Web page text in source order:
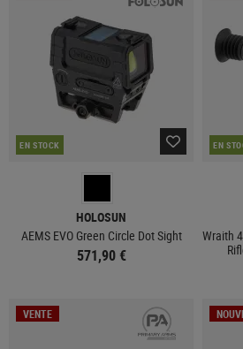
EN STOCK
HOLOSUN
AEMS EVO Green Circle Dot Sight
571,90 €
EN
Wraith
VENTE